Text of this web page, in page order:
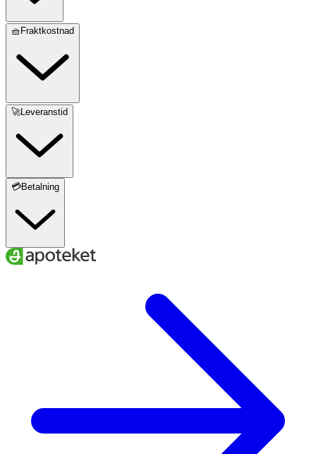
Förvaras torrt och rent när den inte används
Yttertyg: 84 % polyester, 16 % elastan
Foder: 100 % polyester
Maskintvätt 40 °C. Använd inte sköljmedel. Ska inte
🧺Fraktkostnad
🚀Leveranstid
💳Betalning